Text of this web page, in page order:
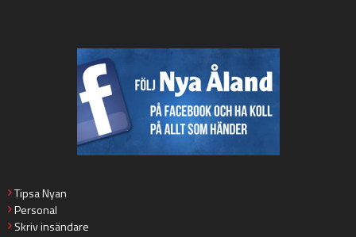
Tipsa Nyan
Personal
Skriv insändare